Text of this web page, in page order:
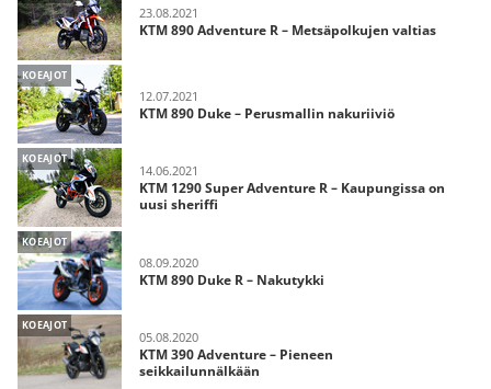
23.08.2021
KTM 890 Adventure R – Metsäpolkujen valtias
KOEAJOT
12.07.2021
KTM 890 Duke – Perusmallin nakuriiviö
KOEAJOT
14.06.2021
KTM 1290 Super Adventure R – Kaupungissa on
uusi sheriffi
KOEAJOT
08.09.2020
KTM 890 Duke R – Nakutykki
KOEAJOT
05.08.2020
KTM 390 Adventure – Pieneen
seikkailunnälkään